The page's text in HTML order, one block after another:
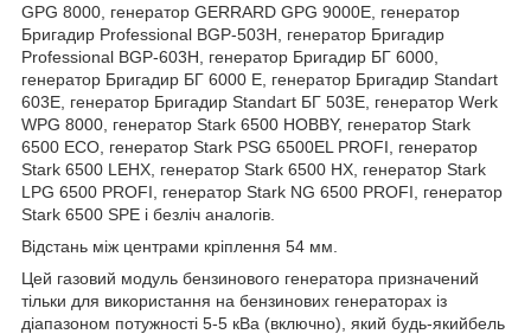
GPG 8000, генератор GERRARD GPG 9000E, генератор
Бригадир Professional BGP-503Н, генератор Бригадир
Professional BGP-603Н, генератор Бригадир БГ 6000,
генератор Бригадир БГ 6000 Е, генератор Бригадир Standart
603E, генератор Бригадир Standart БГ 503E, генератор Werk
WPG 8000, генератор Stark 6500 HOBBY, генератор Stark
6500 ECO, генератор Stark PSG 6500EL PROFI, генератор
Stark 6500 LEHX, генератор Stark 6500 HX, генератор Stark
LPG 6500 PROFI, генератор Stark NG 6500 PROFI, генератор
Stark 6500 SPE і безліч аналогів.
Відстань між центрами кріплення 54 мм.
Цей газовий модуль бензинового генератора призначений
тільки для використання на бензинових генераторах із
діапазоном потужності 5-5 кВа (включно), який будь-якийбель